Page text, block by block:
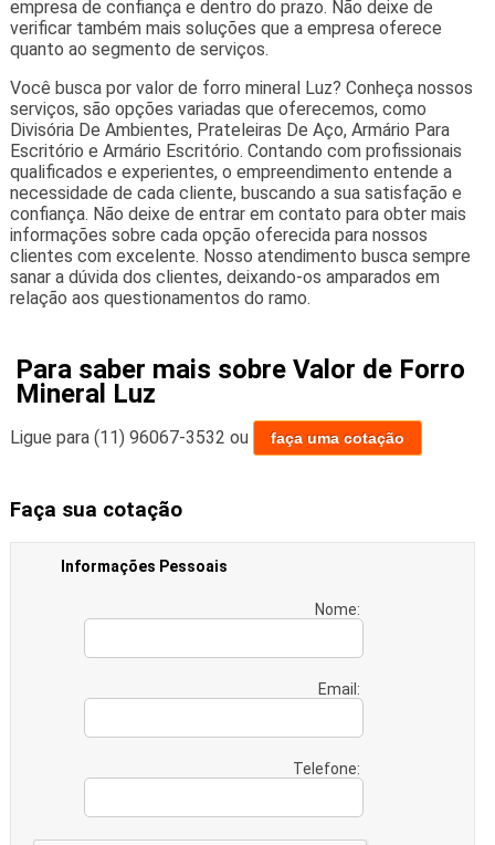
empresa de confiança e dentro do prazo. Não deixe de
verificar também mais soluções que a empresa oferece
quanto ao segmento de serviços.
Você busca por valor de forro mineral Luz? Conheça nossos
serviços, são opções variadas que oferecemos, como
Divisória De Ambientes, Prateleiras De Aço, Armário Para
Escritório e Armário Escritório. Contando com profissionais
qualificados e experientes, o empreendimento entende a
necessidade de cada cliente, buscando a sua satisfação e
confiança. Não deixe de entrar em contato para obter mais
informações sobre cada opção oferecida para nossos
clientes com excelente. Nosso atendimento busca sempre
sanar a dúvida dos clientes, deixando-os amparados em
relação aos questionamentos do ramo.
Para saber mais sobre Valor de Forro
Mineral Luz
Ligue para (11) 96067-3532 ou faça uma cotação
Faça sua cotação
Informações Pessoais
Nome:
Email:
Telefone: